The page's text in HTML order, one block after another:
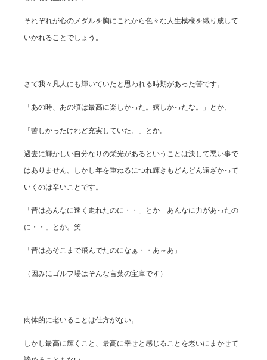
それぞれが心のメダルを胸にこれから色々な人生模様を織り成して
いかれることでしょう。
さて我々凡人にも輝いていたと思われる時期があった筈です。
「あの時、あの頃は最高に楽しかった。嬉しかったな。」とか、
「苦しかったけれど充実していた。」とか。
過去に輝かしい自分なりの栄光があるということは決して悪い事で
はありません。しかし年を重ねるにつれ輝きもどんどん遠ざかって
いくのは辛いことです。
「昔はあんなに速く走れたのに・・」とか「あんなに力があったの
に・・」とか。笑
「昔はあそこまで飛んでたのになぁ・・あ～あ」
（因みにゴルフ場はそんな言葉の宝庫です）
肉体的に老いることは仕方がない。
しかし最高に輝くこと、最高に幸せと感じることを老いにまかせて